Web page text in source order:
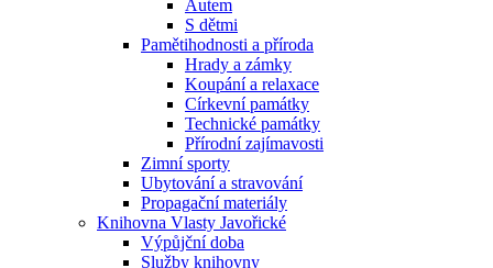
Autem
S dětmi
Pamětihodnosti a příroda
Hrady a zámky
Koupání a relaxace
Církevní památky
Technické památky
Přírodní zajímavosti
Zimní sporty
Ubytování a stravování
Propagační materiály
Knihovna Vlasty Javořické
Výpůjční doba
Služby knihovny